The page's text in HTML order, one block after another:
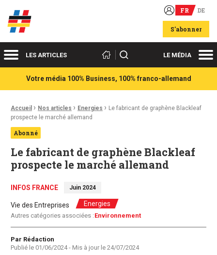
Acteurs du franco-allemand FR DE
S'abonner
MenuLES ARTICLES Rechercher LE MÉDIA
Votre média 100% Business, 100% franco-allemand
Fil d'Ariane :
Accueil › Nos articles › Energies › Le fabricant de graphène Blackleaf
prospecte le marché allemand
Abonné
Le fabricant de graphène Blackleaf
prospecte le marché allemand
INFOS FRANCE Juin 2024
Vie des Entreprises Energies
Autres catégories associées : Environnement
Auteur
Par Rédaction
Publié le 01/06/2024- Mis à jour le 24/07/2024